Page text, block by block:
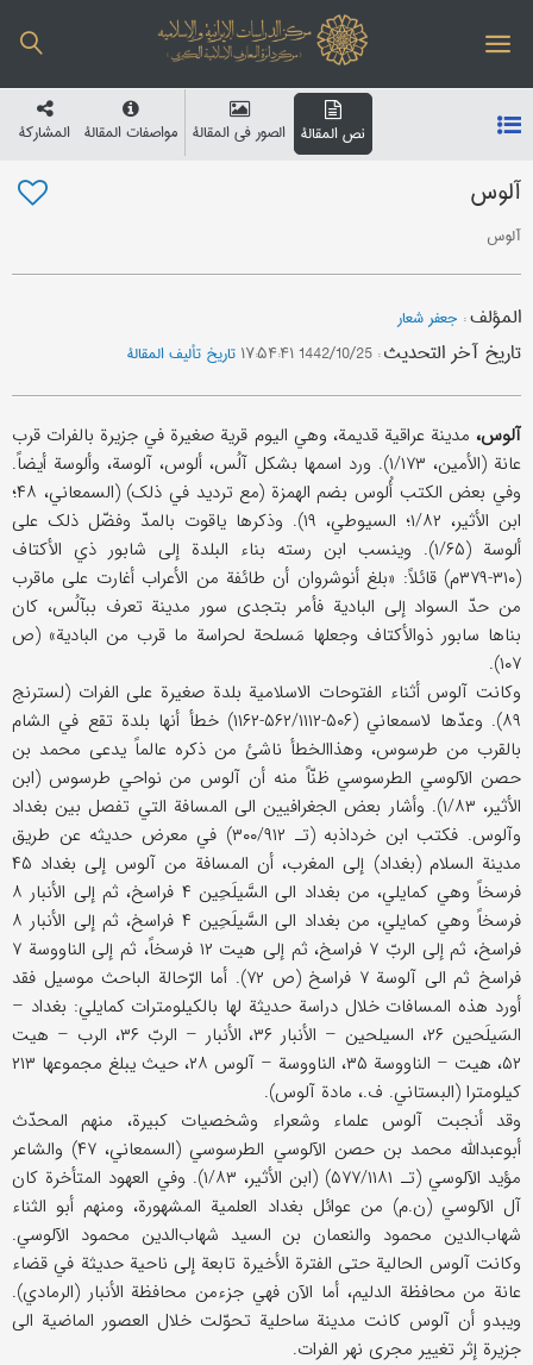
نص المقالة الصور في المقالة مواصفات المقالة المشارکة
آلوس
آلوس
المؤلف: جعفر شعار
تاریخ آخر التحدیث: 1442/10/25 ۱۷:۵۴:۴۱ تاریخ تألیف المقالة
آلوس، مدینة عراقیة قدیمة، وهي الیوم قریة صغیرة في جزیرة بالفرات قرب
عانة (الأمین، ۱/۱۷۳). ورد اسمها بشکل آلُس، ألوس، آلوسة، وألوسة أیضاً.
وفي بعض الکتب أُلوس بضم الهمزة (مع تردید في ذلک) (السمعاني، ۴۸؛
ابن الأثیر، ۱/۸۲؛ السیوطي، ۱۹). وذکرها یاقوت بالمدّ وفضّل ذلک علی
ألوسة (۱/۶۵). وینسب ابن رسته بناء البلدة إلی شابور ذي الأکتاف
(۳۱۰-۳۷۹م) قائلاً: «بلغ أنوشروان أن طائفة من الأعراب أغارت علی ماقرب
من حدّ السواد إلی البادیة فأمر بتجدی سور مدینة تعرف ببآلُس، کان
بناها سابور ذوالأکتاف وجعلها مَسلحة لحراسة ما قرب من البادیة» (ص
۱۰۷).
وکانت آلوس أثناء الفتوحات الاسلامیة بلدة صغیرة علی الفرات (لسترنج
۸۹). وعدّها لاسمعاني (۵۰۶-۵۶۲/۱۱۱۲-۱۱۶۲) خطأ أنها بلدة تقع في الشام
بالقرب من طرسوس، وهذاالخطأ ناشئ من ذکره عالماً یدعی محمد بن
حصن الآلوسي الطرسوسي ظنّاً منه أن آلوس من نواحي طرسوس (ابن
الأثیر، ۱/۸۳). وأشار بعض الجغرافیین الی المسافة التي تفصل بین بغداد
وآلوس. فکتب ابن خرداذبه (تـ ۳۰۰/۹۱۲) في معرض حدیثه عن طریق
مدینة السلام (بغداد) إلی المغرب، أن المسافة من آلوس إلی بغداد ۴۵
فرسخاً وهي کمایلي، من بغداد الی السَّیلَحِین ۴ فراسخ، ثم إلی الأنبار ۸
فرسخاً وهي کمایلي، من بغداد الی السَّیلَحِین ۴ فراسخ، ثم إلی الأنبار ۸
فراسخ، ثم إلی الربّ ۷ فراسخ، ثم إلی هیت ۱۲ فرسخاً، ثم إلی الناووسة ۷
فراسخ ثم الی آلوسة ۷ فراسخ (ص ۷۲). أما الرّحالة الباحث موسیل فقد
أورد هذه المسافات خلال دراسة حدیثة لها بالکیلومترات کمایلي: بغداد –
السَیلَحین ۲۶، السیلحین – الأنبار ۳۶، الأنبار – الربّ ۳۶، الرب – هیت
۵۲، هیت – الناووسة ۳۵، الناووسة – آلوس ۲۸، حیث یبلغ مجموعها ۲۱۳
کیلومترا (البستاني. ف.، مادة آلوس).
وقد أنجبت آلوس علماء وشعراء وشخصیات کبیرة، منهم المحدّث
أبوعبدالله محمد بن حصن الآلوسي الطرسوسي (السمعاني، ۴۷) والشاعر
مؤید الآلوسي (تـ ۵۷۷/۱۱۸۱) (ابن الأثیر، ۱/۸۳). وفي العهود المتأخرة کان
آل الآلوسي (ن.م) من عوائل بغداد العلمیة المشهورة، ومنهم أبو الثناء
شهاب‌الدین محمود والنعمان بن السید شهاب‌الدین محمود الآلوسي.
وکانت آلوس الحالیة حتی الفترة الأخیرة تابعة إلی ناحیة حدیثة في قضاء
عانة من محافظة الدلیم، أما الآن فهي جزءمن محافظة الأنبار (الرمادي).
ویبدو أن آلوس کانت مدینة ساحلیة تحوّلت خلال العصور الماضیة الی
جزیرة إثر تغییر مجری نهر الفرات.